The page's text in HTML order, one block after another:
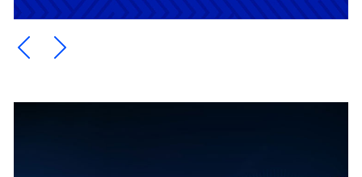
Ein Element zurück blättern
Ein Element weiter blättern